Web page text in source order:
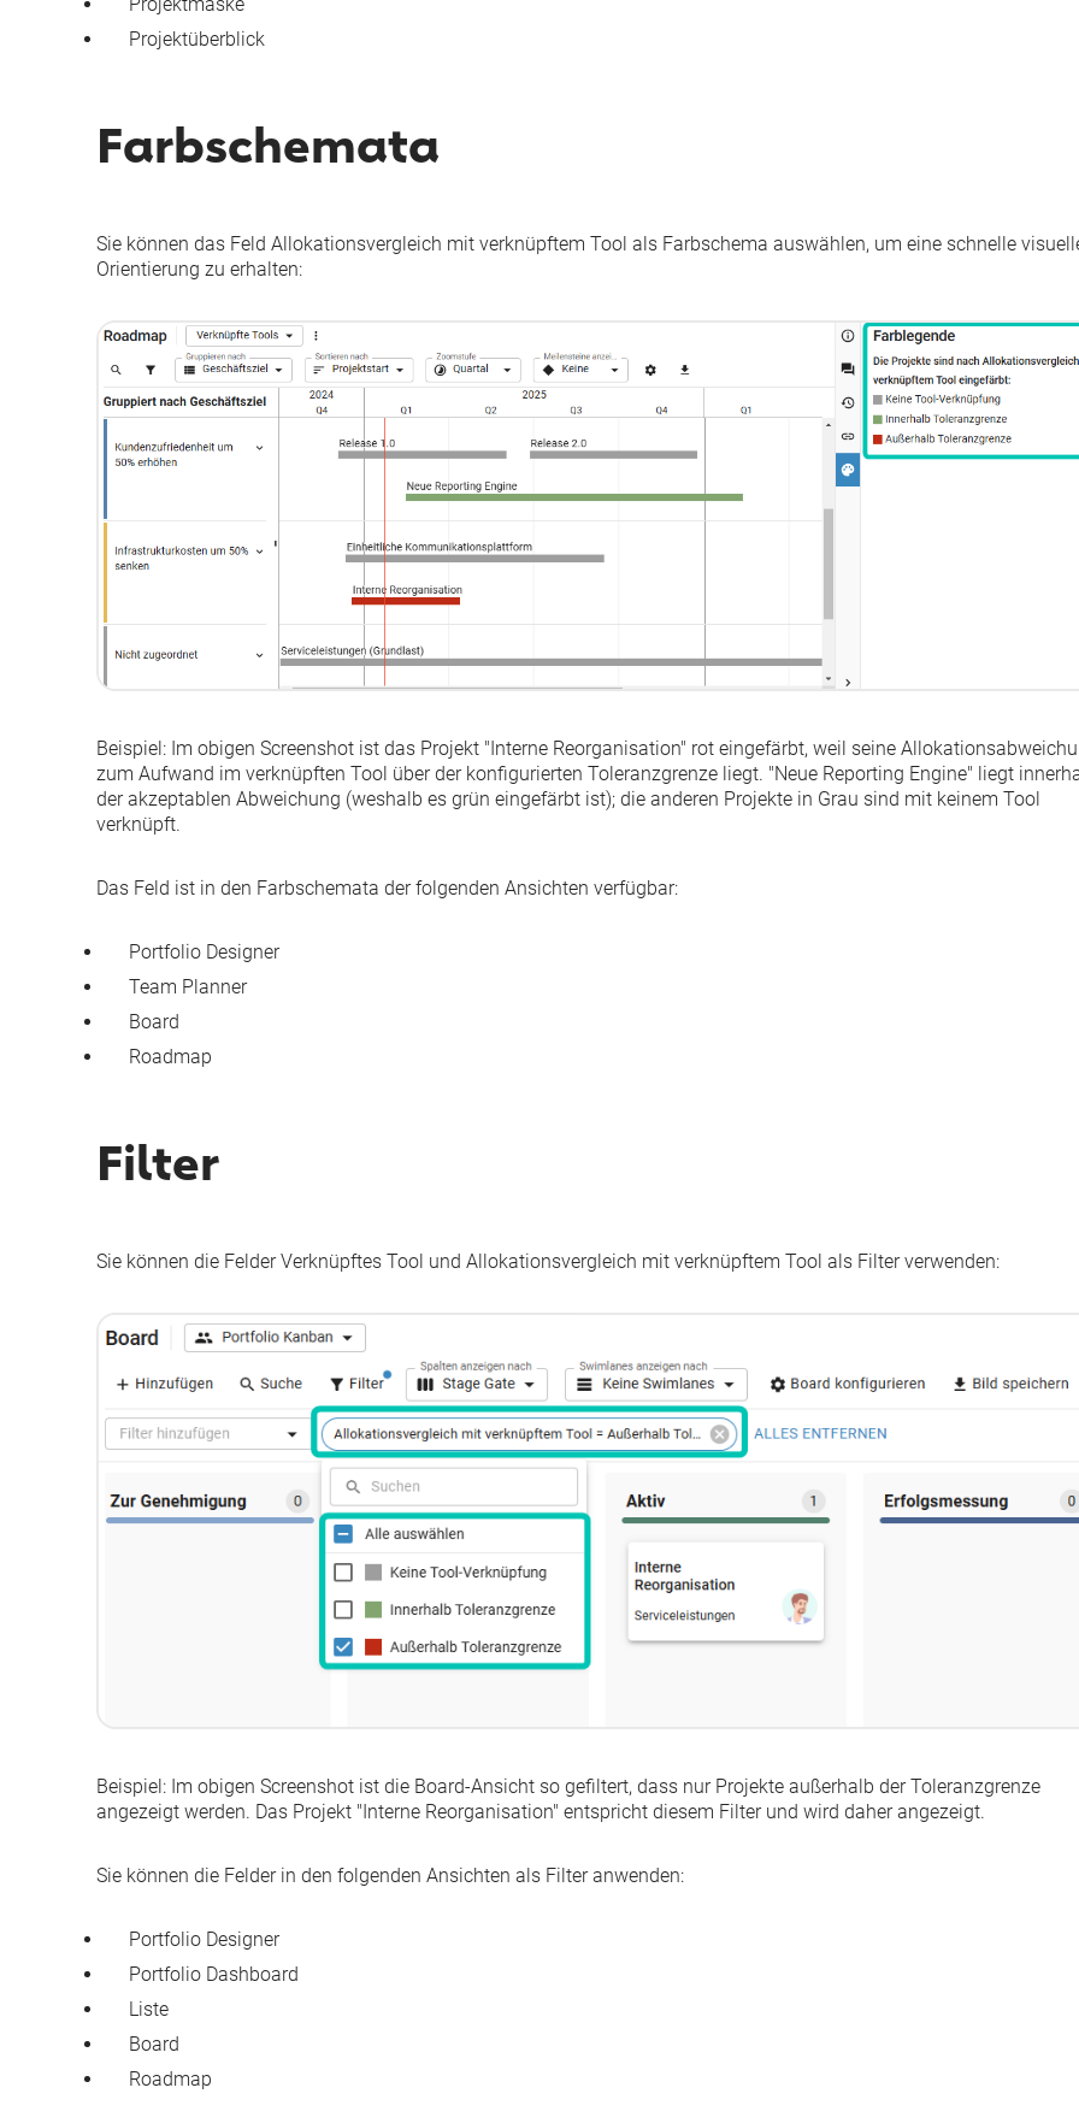
Projektüberblick
Farbschemata
Sie können das Feld Allokationsvergleich mit verknüpftem Tool als Farbschema auswählen, um eine schnelle
Orientierung zu erhalten:
Beispiel: Im obigen Screenshot ist das Projekt "Interne Reorganisation" rot eingefärbt, weil seine
zum Aufwand im verknüpften Tool über der konfigurierten Toleranzgrenze liegt. "Neue Reporting Engine" liegt
der akzeptablen Abweichung (weshalb es grün eingefärbt ist); die anderen Projekte in Grau sind mit keinem Tool
verknüpft.
Das Feld ist in den Farbschemata der folgenden Ansichten verfügbar:
Portfolio Designer
Team Planner
Board
Roadmap
Filter
Sie können die FelderVerknüpftes Tool und Allokationsvergleich mit verknüpftem Tool als Filter verwenden:
Beispiel: Im obigen Screenshot ist die Board-Ansicht so gefiltert, dass nur Projekte außerhalb der Toleranzgrenze
angezeigt werden. Das Projekt "Interne Reorganisation" entspricht diesem Filter und wird daher angezeigt.
Sie können die Felder in den folgenden Ansichten als Filter anwenden:
Portfolio Designer
Portfolio Dashboard
Liste
Board
Roadmap